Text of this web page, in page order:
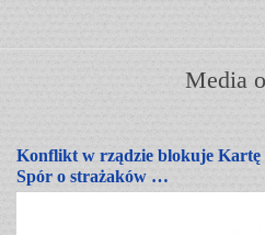
Media
Konflikt w rządzie blokuje
Spór o strażaków …